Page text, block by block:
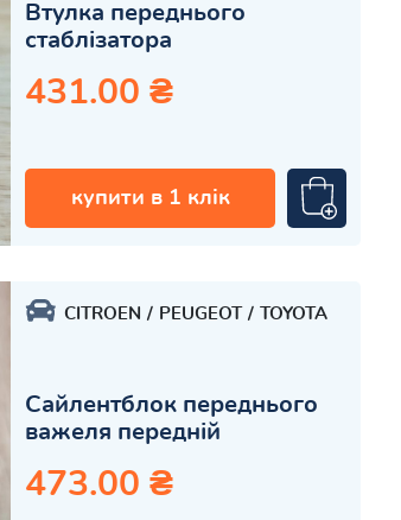
Втулка переднього
стаблізатора
431.00 ₴
купити в 1 клік
CITROEN PEUGEOT TOYOTA
Сайлентблок переднього
важеля передній
473.00 ₴